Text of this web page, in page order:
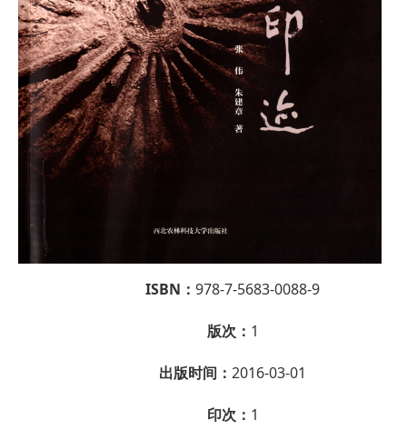
ISBN： 978-7-5683-0088-9
版次： 1
出版时间： 2016-03-01
印次： 1